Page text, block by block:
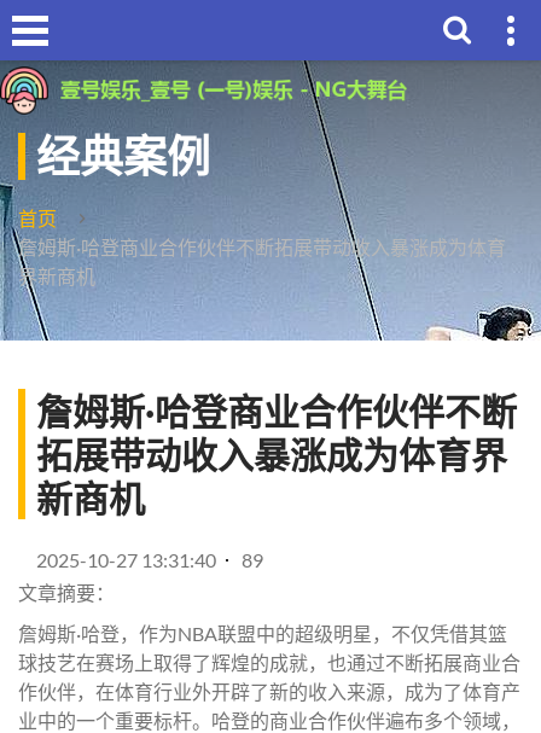
经典案例
首页
詹姆斯·哈登商业合作伙伴不断拓展带动收入暴涨成为体育
界新商机
詹姆斯·哈登商业合作伙伴不断
拓展带动收入暴涨成为体育界
新商机
2025-10-27 13:31:40
89
文章摘要：
詹姆斯·哈登，作为NBA联盟中的超级明星，不仅凭借其篮
球技艺在赛场上取得了辉煌的成就，也通过不断拓展商业合
作伙伴，在体育行业外开辟了新的收入来源，成为了体育产
业中的一个重要标杆。哈登的商业合作伙伴遍布多个领域，